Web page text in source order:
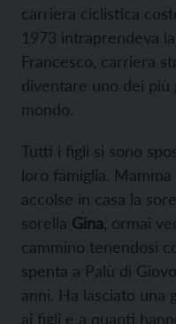
carriera ciclistica
1973 intraprendeva
Francesco, carriera
diventare uno dei più
mondo.
Tutti i figli si sono
loro famiglia.
accolse in casa la
sorella Gina , ormai
cammino tenendosi
spenta a Palù di
anni. Ha lasciato una
ai figli e a quanti